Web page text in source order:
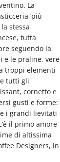
La
‘più
stessa
tutta
seguendo la
e le praline, vere
troppi elementi
tutti gli
cornetto e
gusti e forme:
i grandi lievitati
il primo amore
di altissima
Designers, in